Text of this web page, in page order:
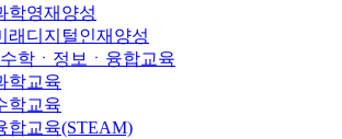
학영재양성
래디지털인재양성
학ㆍ정보ㆍ융합교육
학교육
학교육
합교육(STEAM)